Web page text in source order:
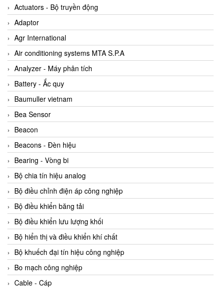
ABB Vietnam
AC Infinity Vietnam
AC&E Telecommunications
AC&T Vietnam
Accepta Vietnam
ACCUMAC Vietnam
AccuWeb Vietnam
Acey
ACOEM Vietnam
ADCA Vietnam
ADFweb Vietnam
Adler Vietnam
Ados Vietnam
Advanced Energy Vietnam
Advantech Vietnam
Agate Vietnam
AGR International Vietnam
Aichi Tokei Denki Vietnam
Aii Vietnam
Actuators - Bộ truyền động
Adaptor
Agr International
Air conditioning systems MTA S.P.A
Analyzer - Máy phân tích
Battery - Ắc quy
Baumuller vietnam
Bea Sensor
Beacon
Beacons - Đèn hiệu
Bearing - Vòng bi
Bộ chia tín hiệu analog
Bộ điều chỉnh điện áp công nghiệp
Bộ điều khiển băng tải
Bộ điều khiển lưu lượng khối
Bộ hiển thị và điều khiển khí chất
Bộ khuếch đại tín hiệu công nghiệp
Bo mạch công nghiệp
Cable - Cáp